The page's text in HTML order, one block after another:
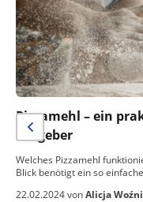
Pizzamehl – ein
Ratgeber
Welches Pizzamehl
Blick benötigt ein so
22.02.2024 vonAlicja